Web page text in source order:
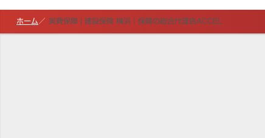
ホーム 実費保障 | 建設保険 横浜｜保険の総合代理店ACCEL